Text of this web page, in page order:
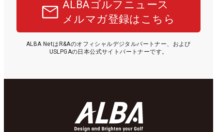
ALBAゴルフニュース
メルマガ登録はこちら
ALBA NetはR&Aのオフィシャルデジタルパートナー、および
USLPGAの日本公式サイトパートナーです。